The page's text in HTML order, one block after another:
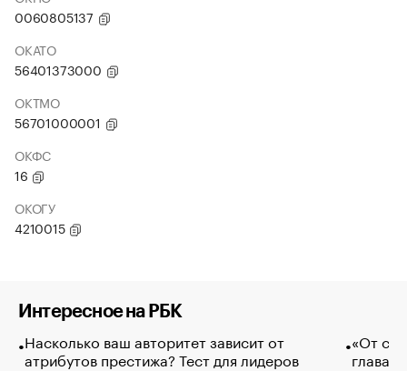
0060805137
ОКАТО
56401373000
ОКТМО
56701000001
ОКФС
16
ОКОГУ
4210015
Интересное на РБК
Насколько ваш авторитет зависит от
атрибутов престижа? Тест для лидеров
«От
глава